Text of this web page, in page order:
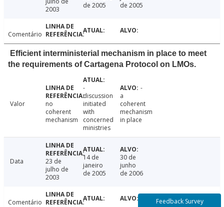
2003
de 2005
de 2005
Comentário
Efficient interministerial mechanism in place to meet
the requirements of Cartagena Protocol on LMOs.
Valor
no
coherent
mechanism
-
discussion
initiated
with
concerned
ministries
-
a
coherent
mechanism
in place
Data
23 de
julho de
2003
14 de
janeiro
de 2005
30 de
junho
de 2006
Comentário Feedback Survey